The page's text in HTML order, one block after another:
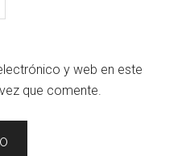
y web en este
que comente.